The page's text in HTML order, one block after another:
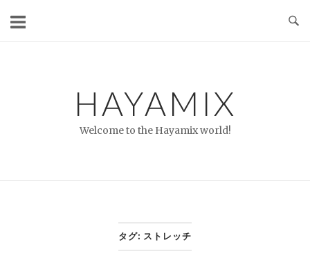
HAYAMIX
Welcome to the Hayamix world!
タグ: ストレッチ